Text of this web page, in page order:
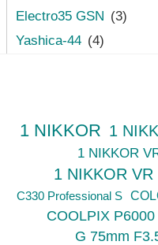
Electro35 GSN (3)
Yashica-44 (4)
1 NIKKOR 1
1 NIKKOR
1 NIKKOR
C330 Professional S
COOLPIX P6000
G 75mm